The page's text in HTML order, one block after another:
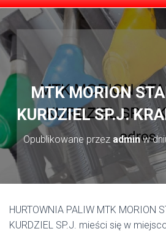
MTK MORION
KURDZIEL SP.J.
Opublikowane przez adminw
HURTOWNIA PALIW MTK MORION
KURDZIEL SP.J. mieści się w